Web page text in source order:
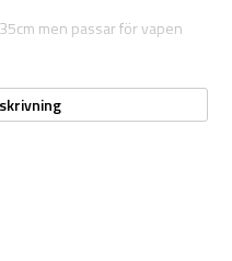
men passar för vapen